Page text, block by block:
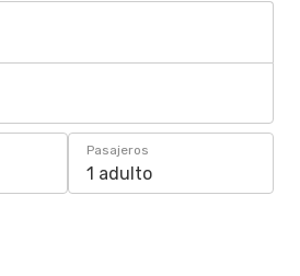
Pasajeros
1 adulto